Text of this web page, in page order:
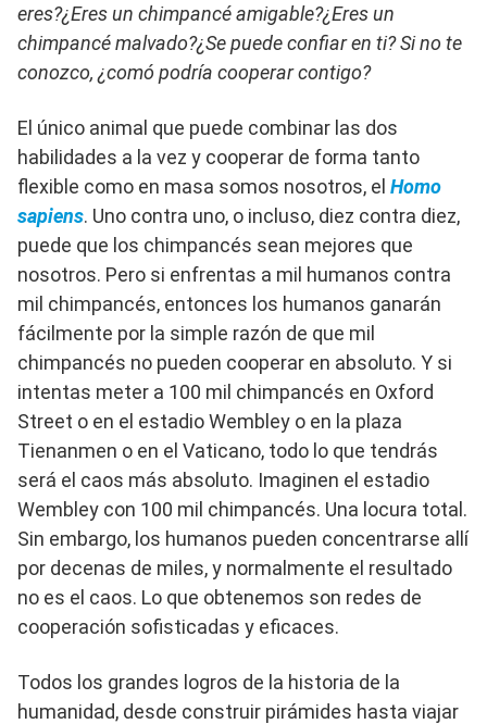
eres?¿Eres un chimpancé amigable?¿Eres un
chimpancé malvado?¿Se puede confiar en ti? Si no te
conozco, ¿comó podría cooperar contigo?
El único animal que puede combinar las dos
habilidades a la vez y cooperar de forma tanto
flexible como en masa somos nosotros, el Homo
sapiens. Uno contra uno, o incluso, diez contra diez,
puede que los chimpancés sean mejores que
nosotros. Pero si enfrentas a mil humanos contra
mil chimpancés, entonces los humanos ganarán
fácilmente por la simple razón de que mil
chimpancés no pueden cooperar en absoluto. Y si
intentas meter a 100 mil chimpancés en Oxford
Street o en el estadio Wembley o en la plaza
Tienanmen o en el Vaticano, todo lo que tendrás
será el caos más absoluto. Imaginen el estadio
Wembley con 100 mil chimpancés. Una locura total.
Sin embargo, los humanos pueden concentrarse allí
por decenas de miles, y normalmente el resultado
no es el caos. Lo que obtenemos son redes de
cooperación sofisticadas y eficaces.
Todos los grandes logros de la historia de la
humanidad, desde construir pirámides hasta viajar